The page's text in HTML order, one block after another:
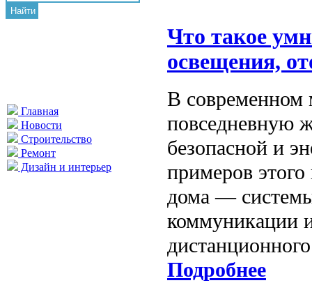
Найти
Главная
Новости
Строительство
Ремонт
Дизайн и интерьер
Что такое
освещения,
В современном
повседневную
безопасной и
примеров этого
дома —
коммуникации
Подробнее